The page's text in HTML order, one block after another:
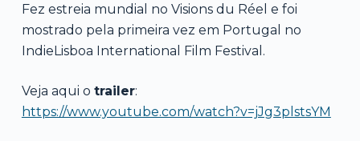
Fez estreia mundial no Visions du Réel e foi
mostrado pela primeira vez em Portugal no
IndieLisboa International Film Festival.
Veja aqui o trailer:
https://www.youtube.com/watch?v=jJg3plstsYM